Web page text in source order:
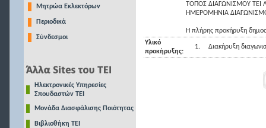
Μητρώα Εκλεκτόρων
Περιοδικά
Σύνδεσμοι
Ηλεκτρονικές Υπηρεσίες
Σπουδαστών ΤΕΙ
Μονάδα Διασφάλισης Ποιότητας
Βιβλιοθήκη ΤΕΙ
ΤΟΠΟΣ ΔΙΑΓΩΝΙΣΜΟΥ ΤΕΙ
ΗΜΕΡΟΜΗΝΙΑ
Η πλήρης προκήρυξη
Υλικό
προκήρυξης:
1. Διακήρυξη